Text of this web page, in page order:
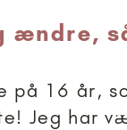
ændre,
på 16 år,
Jeg har